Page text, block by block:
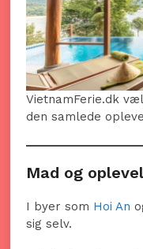
VietnamFerie.dk
den samlede
Mad og
I byer som Hoi An
sig selv.